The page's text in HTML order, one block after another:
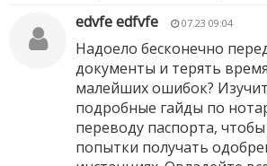
edvfe edfvfe
07.23 09:04
Надоело бесконечно
документы и терять
малейших ошибок?
подробные гайды по
переводу паспорта,
попытки получать